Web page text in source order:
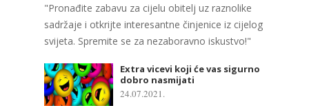
"Pronađite zabavu za cijelu obitelj uz raznolike
sadržaje i otkrijte interesantne činjenice iz cijelog
svijeta. Spremite se za nezaboravno iskustvo!"
Extra vicevi koji će vas sigurno
dobro nasmijati
24.07.2021.